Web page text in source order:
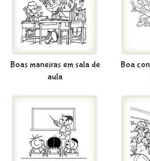
Boas maneiras em sala de
aula
Boa